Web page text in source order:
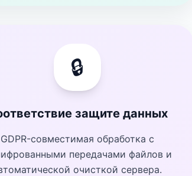
🔒
защите данных
GDPR-совместимая обработка с
передачами файлов и
очисткой сервера.